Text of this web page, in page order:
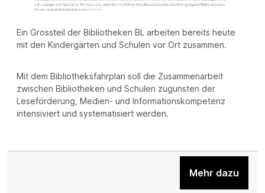
Ein Grossteil der Bibliotheken BL arbeiten bereits heute
mit den Kindergärten und Schulen vor Ort zusammen.
Mit dem Bibliotheksfahrplan soll die Zusammenarbeit
zwischen Bibliotheken und Schulen zugunsten der
Leseförderung, Medien- und Informationskompetenz
intensiviert und systematisiert werden.
Mehr dazu